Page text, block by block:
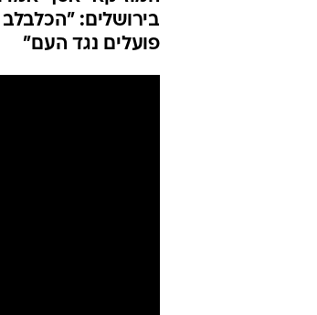
בירושלים:
פועלים נגד העם"